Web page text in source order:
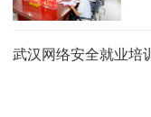
武汉网络安全就业培